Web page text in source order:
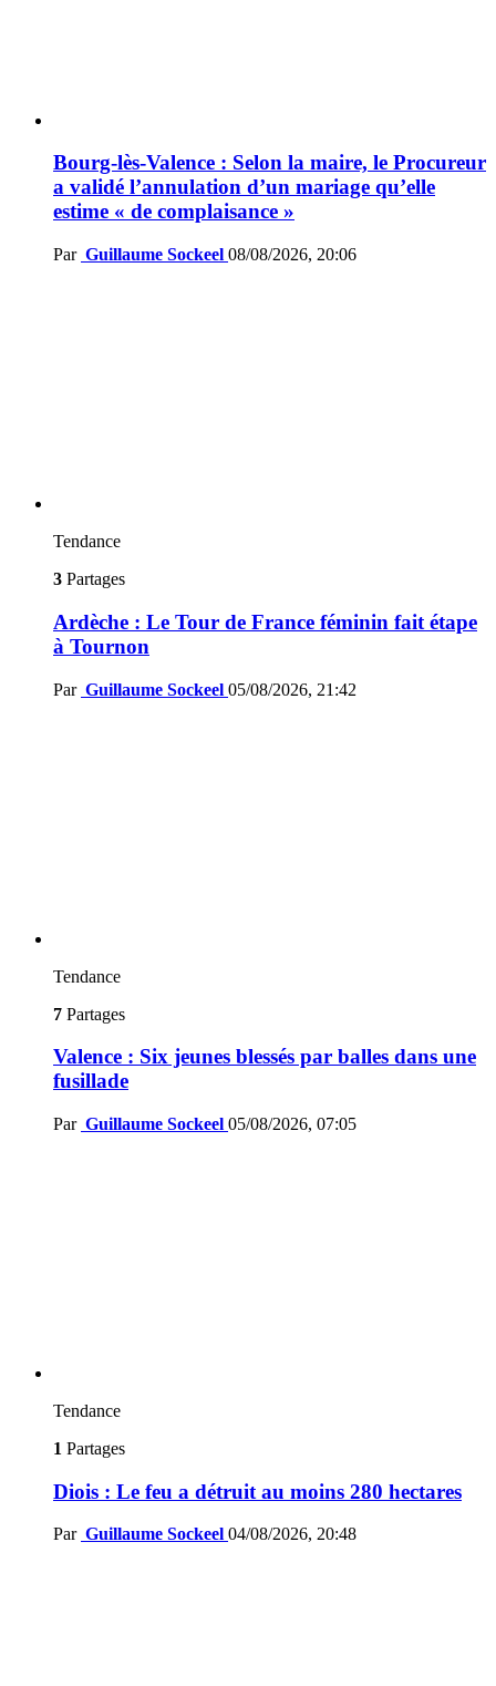
Bourg-lès-Valence : Selon la maire, le Procureur
a validé l’annulation d’un mariage qu’elle
estime « de complaisance »
Par Guillaume Sockeel 08/08/2026, 20:06
Tendance
3 Partages
Ardèche : Le Tour de France féminin fait étape
à Tournon
Par Guillaume Sockeel 05/08/2026, 21:42
Tendance
7 Partages
Valence : Six jeunes blessés par balles dans une
fusillade
Par Guillaume Sockeel 05/08/2026, 07:05
Tendance
1 Partages
Diois : Le feu a détruit au moins 280 hectares
Par Guillaume Sockeel 04/08/2026, 20:48